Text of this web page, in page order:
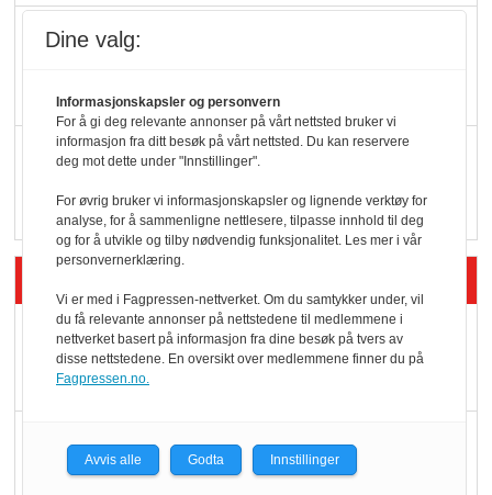
serveringstilbud
Vokser med ferdigmat
i dagligvare
Rema-flaggskip
dundrer videre
Slik opprettholdes
ølsalget
Dine valg:
Informasjonskapsler og personvern
For å gi deg relevante annonser på vårt nettsted bruker vi
informasjon fra ditt besøk på vårt nettsted. Du kan reservere
deg mot dette under "Innstillinger".
For øvrig bruker vi informasjonskapsler og lignende verktøy for
analyse, for å sammenligne nettlesere, tilpasse innhold til deg
og for å utvikle og tilby nødvendig funksjonalitet. Les mer i vår
personvernerklæring.
Vi er med i Fagpressen-nettverket. Om du samtykker under, vil
du få relevante annonser på nettstedene til medlemmene i
nettverket basert på informasjon fra dine besøk på tvers av
disse nettstedene. En oversikt over medlemmene finner du på
Fagpressen.no.
Avvis alle Godta Innstillinger